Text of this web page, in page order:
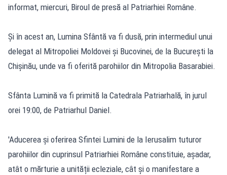
informat, miercuri, Biroul de presă al Patriarhiei Române.
Și în acest an, Lumina Sfântă va fi dusă, prin intermediul unui
delegat al Mitropoliei Moldovei și Bucovinei, de la București la
Chișinău, unde va fi oferită parohiilor din Mitropolia Basarabiei.
Sfânta Lumină va fi primită la Catedrala Patriarhală, în jurul
orei 19:00, de Patriarhul Daniel.
'Aducerea și oferirea Sfintei Lumini de la Ierusalim tuturor
parohiilor din cuprinsul Patriarhiei Române constituie, așadar,
atât o mărturie a unității ecleziale, cât și o manifestare a